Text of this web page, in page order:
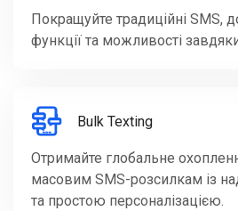
Покращуйте традиційні SMS,
функції та можливості завдяки
Bulk Texting
Отримайте глобальне
масовим SMS-розсилкам із
та простою персоналізацією.